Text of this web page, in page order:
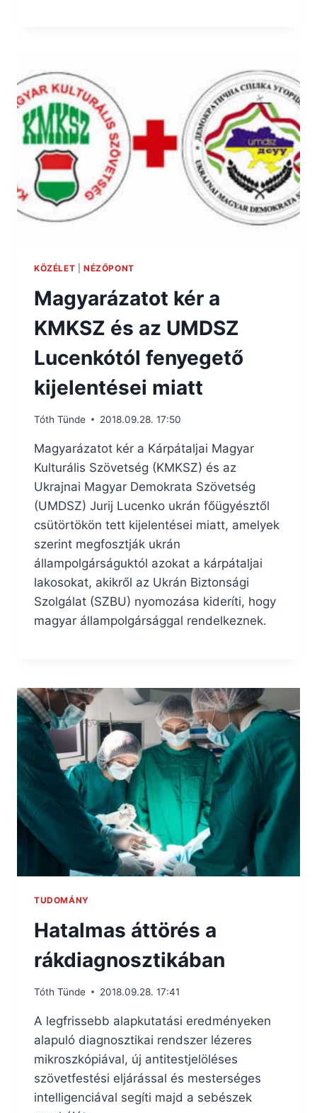
KÖZÉLET NÉZŐPONT
Magyarázatot kér a
KMKSZ és az UMDSZ
Lucenkótól fenyegető
kijelentései miatt
Tóth Tünde 2018.09.28. 17:50
Magyarázatot kér a Kárpátaljai Magyar
Kulturális Szövetség (KMKSZ) és az
Ukrajnai Magyar Demokrata Szövetség
(UMDSZ) Jurij Lucenko ukrán főügyésztől
csütörtökön tett kijelentései miatt, amelyek
szerint megfosztják ukrán
állampolgárságuktól azokat a kárpátaljai
lakosokat, akikről az Ukrán Biztonsági
Szolgálat (SZBU) nyomozása kideríti, hogy
magyar állampolgársággal rendelkeznek.
TUDOMÁNY
Hatalmas áttörés a
rákdiagnosztikában
Tóth Tünde 2018.09.28. 17:41
A legfrissebb alapkutatási eredményeken
alapuló diagnosztikai rendszer lézeres
mikroszkópiával, új antitestjelöléses
szövetfestési eljárással és mesterséges
intelligenciával segíti majd a sebészek